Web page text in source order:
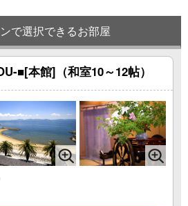
で選択できるお部屋
■[本館]（和室10～12帖）